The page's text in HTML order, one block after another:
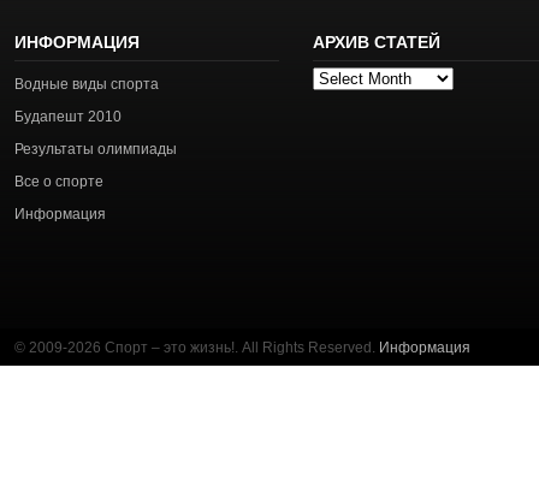
ИНФОРМАЦИЯ
Водные виды спорта
Будапешт 2010
Результаты олимпиады
Все о спорте
Информация
АРХИВ СТАТЕЙ
Архив
© 2009-2026 Спорт – это жизнь!. All Rights Reserved. Информация